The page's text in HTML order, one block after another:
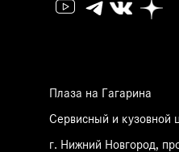
Плаза на Гагарина
Сервисный и кузовной
г. Нижний Новгород,